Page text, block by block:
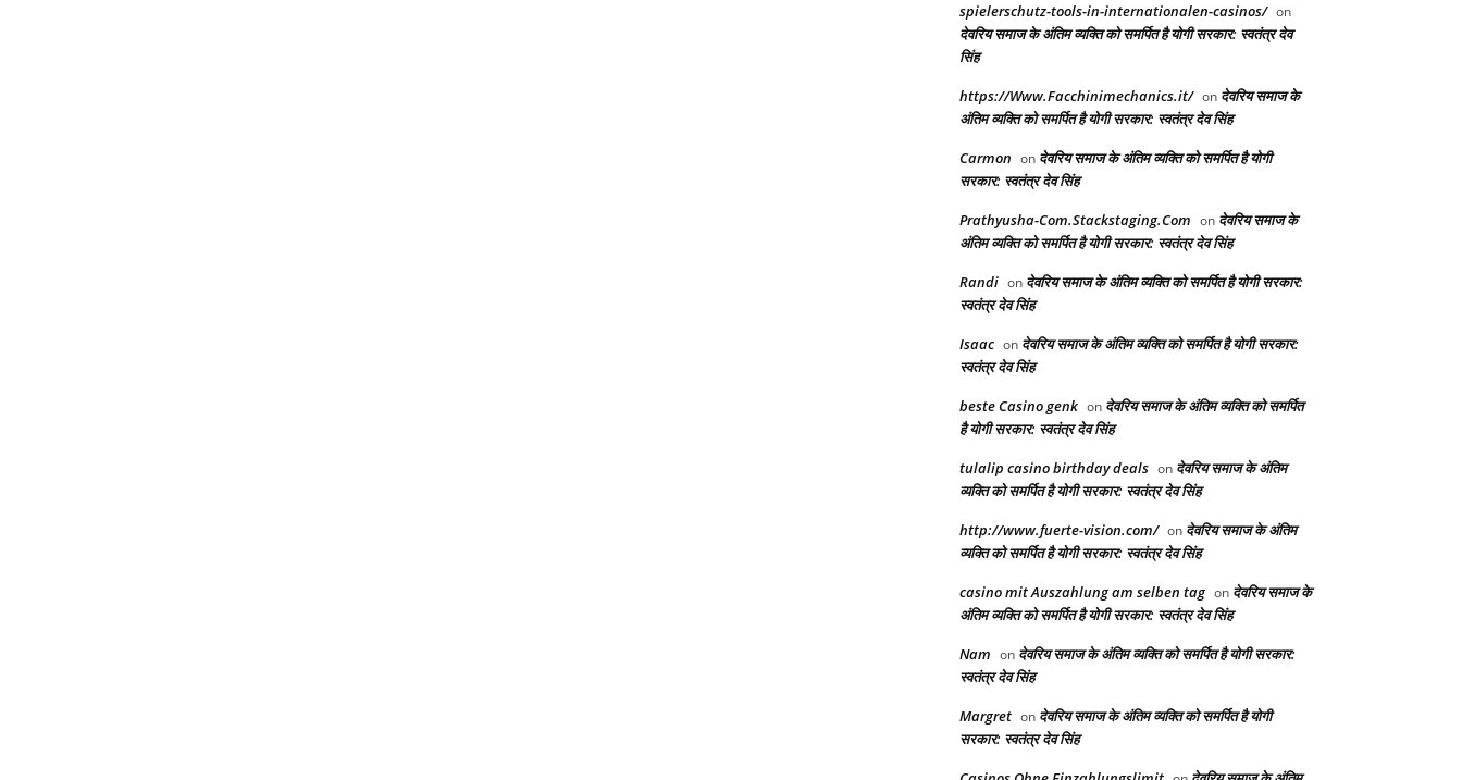
spielerschutz-tools-in-internationalen-casinos/ on
देवरिय समाज के अंतिम व्यक्ति को समर्पित है योगी सरकार: स्वतंत्र देव
सिंह
https://Www.Facchinimechanics.it/ on देवरिय समाज के
अंतिम व्यक्ति को समर्पित है योगी सरकार: स्वतंत्र देव सिंह
Carmon on देवरिय समाज के अंतिम व्यक्ति को समर्पित है योगी
सरकार: स्वतंत्र देव सिंह
Prathyusha-Com.Stackstaging.Com on देवरिय समाज के
अंतिम व्यक्ति को समर्पित है योगी सरकार: स्वतंत्र देव सिंह
Randi on देवरिय समाज के अंतिम व्यक्ति को समर्पित है योगी सरकार:
स्वतंत्र देव सिंह
Isaac on देवरिय समाज के अंतिम व्यक्ति को समर्पित है योगी सरकार:
स्वतंत्र देव सिंह
beste Casino genk on देवरिय समाज के अंतिम व्यक्ति को समर्पित
है योगी सरकार: स्वतंत्र देव सिंह
tulalip casino birthday deals on देवरिय समाज के अंतिम
व्यक्ति को समर्पित है योगी सरकार: स्वतंत्र देव सिंह
http://www.fuerte-vision.com/ on देवरिय समाज के अंतिम
व्यक्ति को समर्पित है योगी सरकार: स्वतंत्र देव सिंह
casino mit Auszahlung am selben tag on देवरिय समाज के
अंतिम व्यक्ति को समर्पित है योगी सरकार: स्वतंत्र देव सिंह
Nam on देवरिय समाज के अंतिम व्यक्ति को समर्पित है योगी सरकार:
स्वतंत्र देव सिंह
Margret on देवरिय समाज के अंतिम व्यक्ति को समर्पित है योगी
सरकार: स्वतंत्र देव सिंह